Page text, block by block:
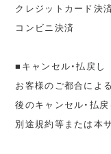
クレジットカード決済
コンビニ決済
■キャンセル・払戻し
お客様のご都合によ
後のキャンセル・払
別途規約等または本